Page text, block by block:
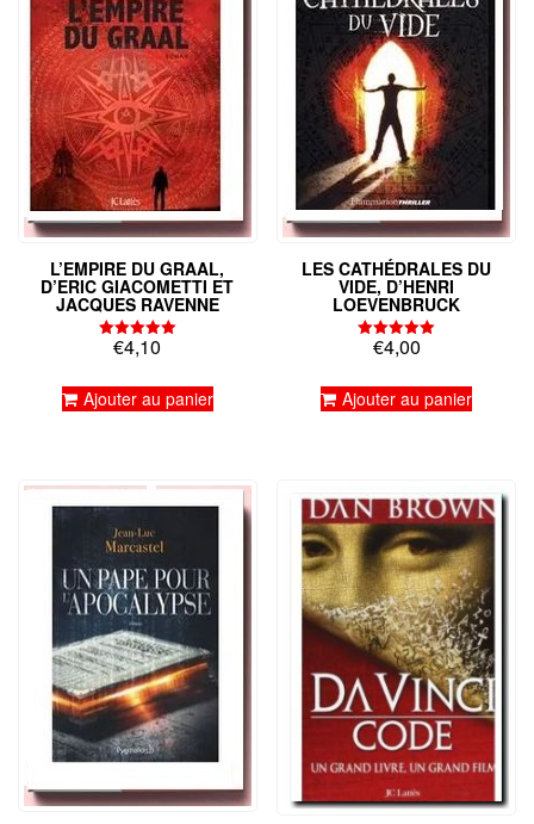
L’EMPIRE DU GRAAL,
D’ERIC GIACOMETTI ET
JACQUES RAVENNE
Note
5.00
€4,10
Ajouter au panier
LES CATHÉDRALES DU
VIDE, D’HENRI
LOEVENBRUCK
Note
5.00
€4,00
Ajouter au panier